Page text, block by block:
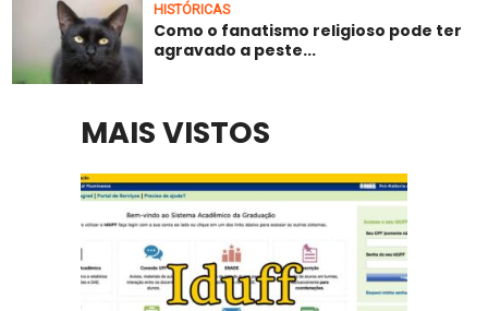
HISTÓRICAS
Como o fanatismo religioso pode ter
agravado a peste...
MAIS VISTOS